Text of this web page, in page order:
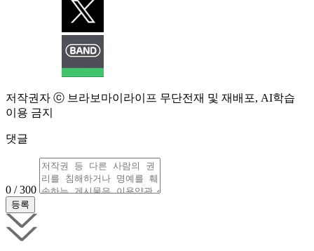
저작권자 ⓒ 브라보마이라이프 무단전재 및 재배포, AI학습
이용 금지
댓글
0 / 300